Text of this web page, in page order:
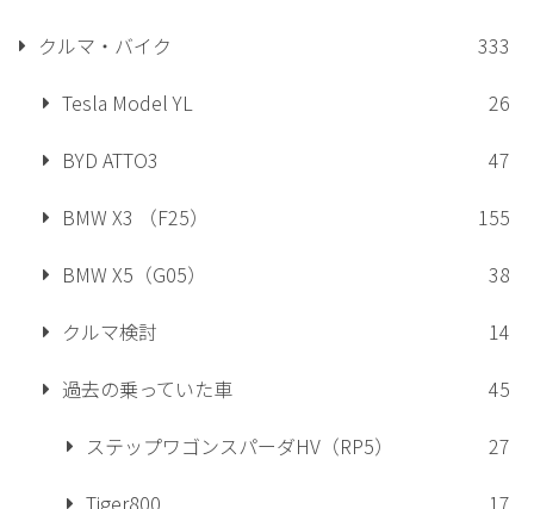
クルマ・バイク
333
Tesla Model YL
26
BYD ATTO3
47
BMW X3 （F25）
155
BMW X5（G05）
38
クルマ検討
14
過去の乗っていた車
45
ステップワゴンスパーダHV（RP5）
27
Tiger800
17